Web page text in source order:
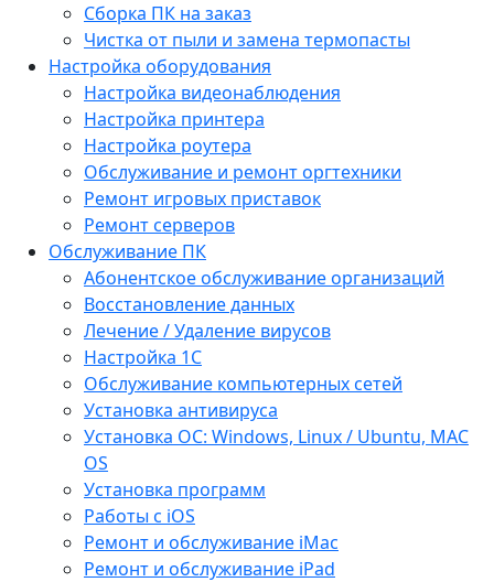
Сборка ПК на заказ
Чистка от пыли и замена термопасты
Настройка оборудования
Настройка видеонаблюдения
Настройка принтера
Настройка роутера
Обслуживание и ремонт оргтехники
Ремонт игровых приставок
Ремонт серверов
Обслуживание ПК
Абонентское обслуживание организаций
Восстановление данных
Лечение / Удаление вирусов
Настройка 1С
Обслуживание компьютерных сетей
Установка антивируса
Установка ОС: Windows, Linux / Ubuntu, МАС
OS
Установка программ
Работы с iOS
Ремонт и обслуживание iMac
Ремонт и обслуживание iPad